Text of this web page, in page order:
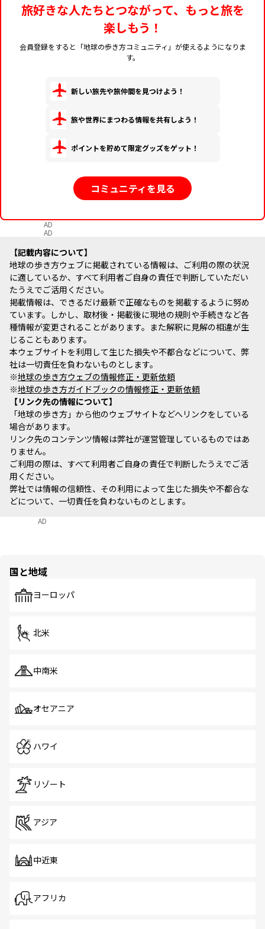
旅好きな人たちとつながって、もっと旅を
楽しもう！
会員登録をすると「地球の歩き方コミュニティ」が使えるようになりま
す。
新しい旅先や旅仲間を見つけよう！
旅や世界にまつわる情報を共有しよう！
ポイントを貯めて限定グッズをゲット！
コミュニティを見る
AD
AD
記載内容について
地球の歩き方ウェブに掲載されている情報は、ご利用の際の状況
に適しているか、すべて利用者ご自身の責任で判断していただい
たうえでご活用ください。
掲載情報は、できるだけ最新で正確なものを掲載するように努め
ています。しかし、取材後・掲載後に現地の規則や手続きなど各
種情報が変更されることがあります。また解釈に見解の相違が生
じることもあります。
本ウェブサイトを利用して生じた損失や不都合などについて、弊
社は一切責任を負わないものとします。
※地球の歩き方ウェブの情報修正・更新依頼
※地球の歩き方ガイドブックの情報修正・更新依頼
リンク先の情報について
「地球の歩き方」から他のウェブサイトなどへリンクをしている
場合があります。
リンク先のコンテンツ情報は弊社が運営管理しているものではあ
りません。
ご利用の際は、すべて利用者ご自身の責任で判断したうえでご活
用ください。
弊社では情報の信頼性、その利用によって生じた損失や不都合な
どについて、一切責任を負わないものとします。
AD
国と地域
ヨーロッパ
北米
中南米
オセアニア
ハワイ
リゾート
アジア
中近東
アフリカ